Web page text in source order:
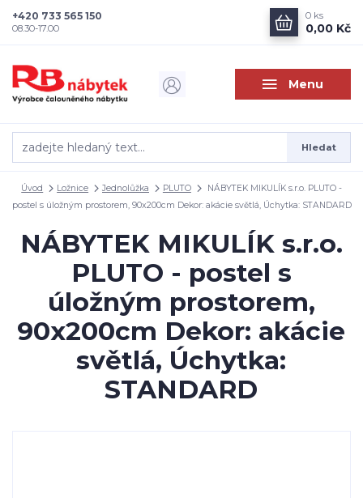
Menu
Hledat
+420 733 565 150
08.30-17.00
0 ks
0,00 Kč
Úvod Ložnice Jednolůžka PLUTO
NÁBYTEK MIKULÍK s.r.o. PLUTO -
postel s úložným prostorem, 90x200cm Dekor: akácie světlá, Úchytka: STANDARD
NÁBYTEK MIKULÍK s.r.o.
PLUTO - postel s
úložným prostorem,
90x200cm Dekor: akácie
světlá, Úchytka:
STANDARD